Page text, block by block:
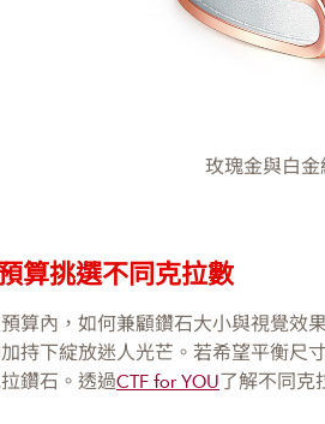
玫瑰金與白
算挑選不同克拉數
算內，如何兼顧鑽石大小與視覺效
持下綻放迷人光芒。若希望平衡尺
鑽石。透過CTF for YOU了解不同克